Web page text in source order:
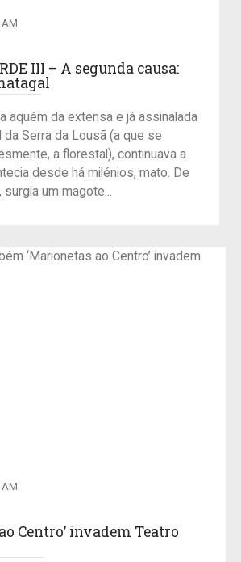
AM
III – A segunda causa:
aquém da extensa e já assinalada
da Serra da Lousã (a que se
a florestal), continuava a
desde há milénios, mato. De
um magote...
AM
Centro’ invadem Teatro